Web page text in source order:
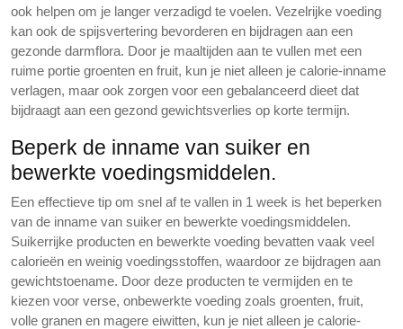
ook helpen om je langer verzadigd te voelen. Vezelrijke voeding
kan ook de spijsvertering bevorderen en bijdragen aan een
gezonde darmflora. Door je maaltijden aan te vullen met een
ruime portie groenten en fruit, kun je niet alleen je calorie-inname
verlagen, maar ook zorgen voor een gebalanceerd dieet dat
bijdraagt aan een gezond gewichtsverlies op korte termijn.
Beperk de inname van suiker en
bewerkte voedingsmiddelen.
Een effectieve tip om snel af te vallen in 1 week is het beperken
van de inname van suiker en bewerkte voedingsmiddelen.
Suikerrijke producten en bewerkte voeding bevatten vaak veel
calorieën en weinig voedingsstoffen, waardoor ze bijdragen aan
gewichtstoename. Door deze producten te vermijden en te
kiezen voor verse, onbewerkte voeding zoals groenten, fruit,
volle granen en magere eiwitten, kun je niet alleen je calorie-